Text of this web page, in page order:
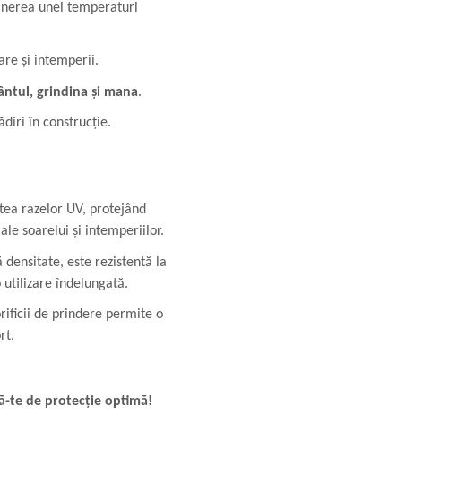
unei temperaturi
și intemperii.
grindina și mana.
în construcție.
razelor UV, protejând
soarelui și intemperiilor.
densitate, este rezistentă la
utilizare îndelungată.
de prindere permite o
te de protecție optimă!